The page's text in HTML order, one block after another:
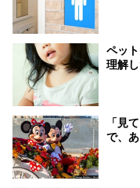
ペッ
理解
「見
で、